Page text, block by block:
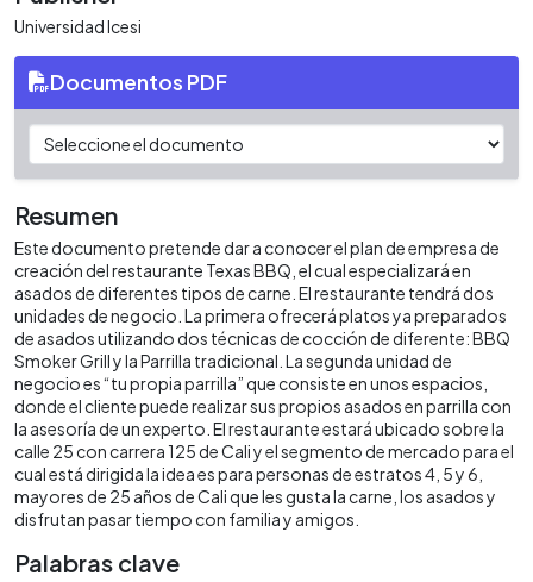
Universidad Icesi
Documentos PDF
Resumen
Este documento pretende dar a conocer el plan de empresa de
creación del restaurante Texas BBQ, el cual especializará en
asados de diferentes tipos de carne. El restaurante tendrá dos
unidades de negocio. La primera ofrecerá platos ya preparados
de asados utilizando dos técnicas de cocción de diferente: BBQ
Smoker Grill y la Parrilla tradicional. La segunda unidad de
negocio es “tu propia parrilla” que consiste en unos espacios,
donde el cliente puede realizar sus propios asados en parrilla con
la asesoría de un experto. El restaurante estará ubicado sobre la
calle 25 con carrera 125 de Cali y el segmento de mercado para el
cual está dirigida la idea es para personas de estratos 4, 5 y 6,
mayores de 25 años de Cali que les gusta la carne, los asados y
disfrutan pasar tiempo con familia y amigos.
Palabras clave